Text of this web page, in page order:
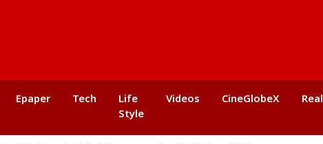
Epaper Tech
Life
Style
Videos CineGlobeX